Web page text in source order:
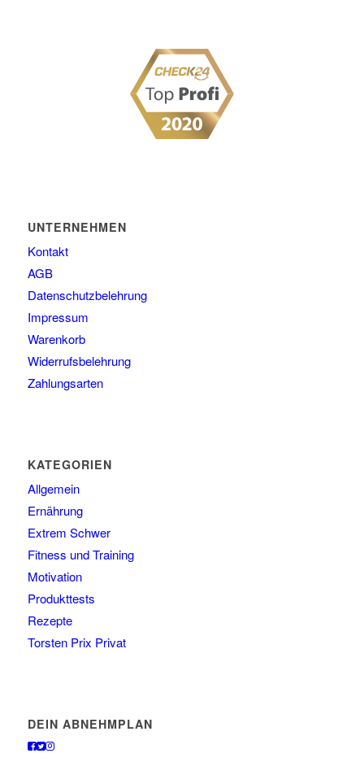
UNTERNEHMEN
Kontakt
AGB
Datenschutzbelehrung
Impressum
Warenkorb
Widerrufsbelehrung
Zahlungsarten
KATEGORIEN
Allgemein
Ernährung
Extrem Schwer
Fitness und Training
Motivation
Produkttests
Rezepte
Torsten Prix Privat
DEIN ABNEHMPLAN